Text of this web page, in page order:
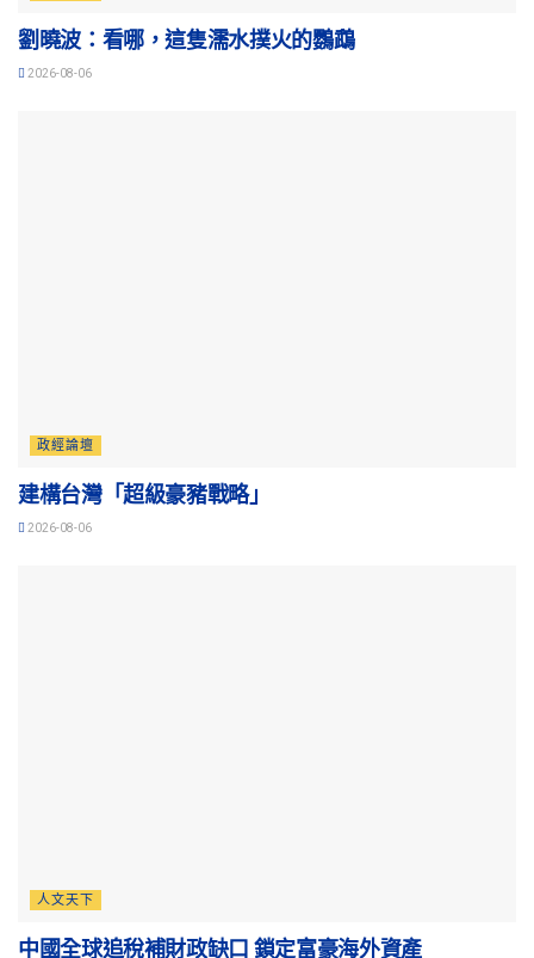
劉曉波：看哪，這隻濡水撲火的鸚鵡
2026-08-06
政經論壇
建構台灣「超級豪豬戰略」
2026-08-06
人文天下
中國全球追稅補財政缺口 鎖定富豪海外資產